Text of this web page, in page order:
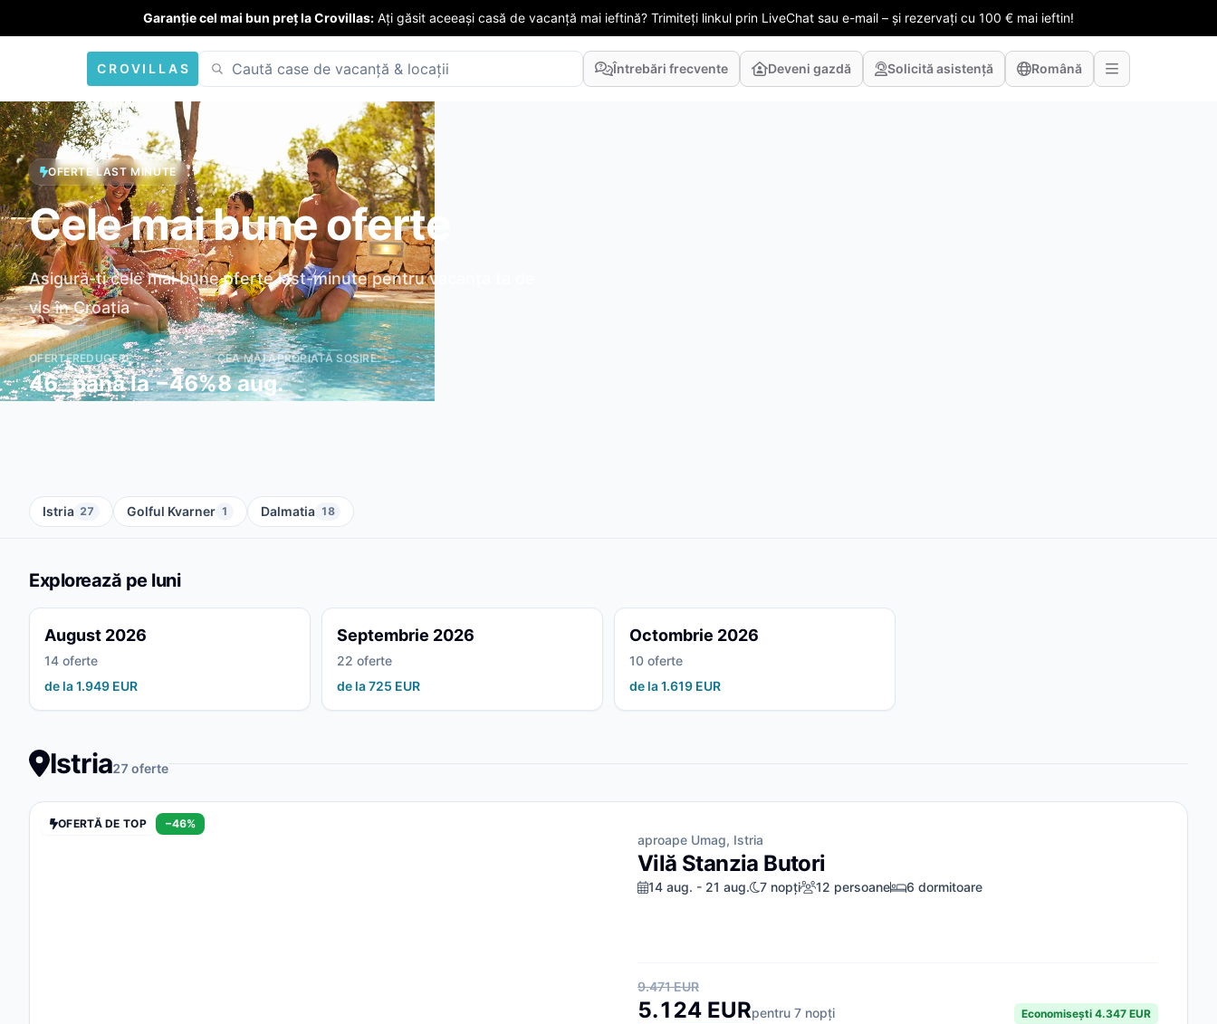
Garanție cel mai bun preț la Crovillas: Ați găsit aceeași casă de vacanță mai ieftină? Trimiteți linkul prin LiveChat sau e-mail – și rezervați cu 100 € mai ieftin!
CROVILLAS Întrebări frecvente Deveni gazdă Solicită asistență Română
OFERTE LAST MINUTE
Cele mai bune oferte
Asigură-ți cele mai bune oferte last-minute pentru vacanța ta de
vis în Croația
OFERTE
46
REDUCERE
până la −46%
CEA MAI APROPIATĂ SOSIRE
8 aug.
Istria 27 Golful Kvarner 1 Dalmatia 18
Explorează pe luni
August 2026
14 oferte
de la 1.949 EUR
Septembrie 2026
22 oferte
de la 725 EUR
Octombrie 2026
10 oferte
de la 1.619 EUR
Istria27 oferte
OFERTĂ DE TOP −46%
aproape Umag, Istria
Vilă Stanzia Butori
14 aug. - 21 aug. 7 nopți 12 persoane 6 dormitoare
9.471 EUR
5.124 EURpentru 7 nopți Economisești 4.347 EUR